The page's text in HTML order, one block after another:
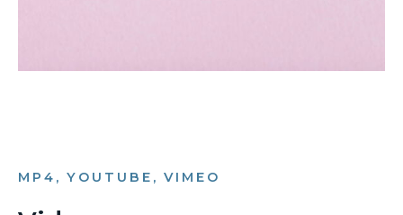
MP4, YOUTUBE, VIMEO